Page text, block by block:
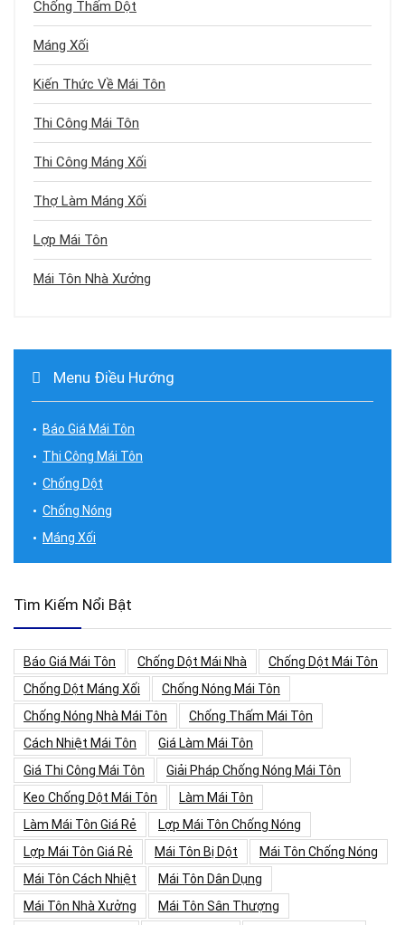
Chống Thấm Dột
Máng Xối
Kiến Thức Về Mái Tôn
Thi Công Mái Tôn
Thi Công Máng Xối
Thợ Làm Máng Xối
Lợp Mái Tôn
Mái Tôn Nhà Xưởng
Menu Điều Hướng
Báo Giá Mái Tôn
Thi Công Mái Tôn
Chống Dột
Chống Nóng
Máng Xối
Tìm Kiếm Nổi Bật
Báo Giá Mái Tôn Chống Dột Mái Nhà
Chống Dột Mái Tôn
Chống Dột Máng Xối
Chống Nóng Mái Tôn
Chống Nóng Nhà Mái Tôn
Chống Thấm Mái Tôn
Cách Nhiệt Mái Tôn
Giá Làm Mái Tôn
Giá Thi Công Mái Tôn
Giải Pháp Chống Nóng Mái Tôn
Keo Chống Dột Mái Tôn
Làm Mái Tôn
Làm Mái Tôn Giá Rẻ
Lợp Mái Tôn Chống Nóng
Lợp Mái Tôn Giá Rẻ
Mái Tôn Bị Dột
Mái Tôn Chống Nóng
Mái Tôn Cách Nhiệt
Mái Tôn Dân Dụng
Mái Tôn Nhà Xưởng
Mái Tôn Sân Thượng